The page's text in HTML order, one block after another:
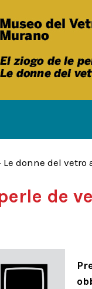
Le donne del vetro
de